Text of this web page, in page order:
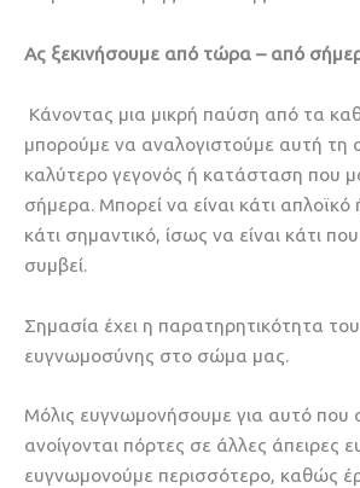
Ας ξεκινήσουμε από τώρα – από
Κάνοντας μια μικρή παύση από τα
μπορούμε να αναλογιστούμε αυτή τη
καλύτερο γεγονός ή κατάσταση που
σήμερα. Μπορεί να είναι κάτι απλοϊκό
κάτι σημαντικό, ίσως να είναι κάτι
συμβεί.
Σημασία έχει η παρατηρητικότητα
ευγνωμοσύνης στο σώμα μας.
Μόλις ευγνωμονήσουμε για αυτό που
ανοίγονται πόρτες σε άλλες άπειρες
ευγνωμονούμε περισσότερο, καθώς